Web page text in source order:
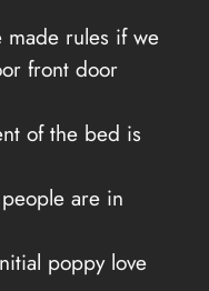
rules if we
front door
of the bed is
are in
poppy love